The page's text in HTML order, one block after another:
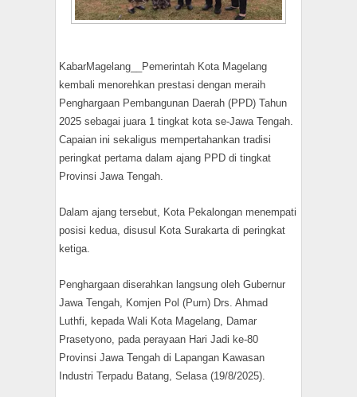
KabarMagelang__Pemerintah Kota Magelang
kembali menorehkan prestasi dengan meraih
Penghargaan Pembangunan Daerah (PPD) Tahun
2025 sebagai juara 1 tingkat kota se-Jawa Tengah.
Capaian ini sekaligus mempertahankan tradisi
peringkat pertama dalam ajang PPD di tingkat
Provinsi Jawa Tengah.
Dalam ajang tersebut, Kota Pekalongan menempati
posisi kedua, disusul Kota Surakarta di peringkat
ketiga.
Penghargaan diserahkan langsung oleh Gubernur
Jawa Tengah, Komjen Pol (Purn) Drs. Ahmad
Luthfi, kepada Wali Kota Magelang, Damar
Prasetyono, pada perayaan Hari Jadi ke-80
Provinsi Jawa Tengah di Lapangan Kawasan
Industri Terpadu Batang, Selasa (19/8/2025).